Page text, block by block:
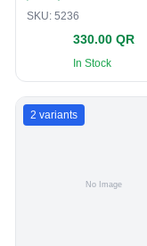
SKU: 5236
330.00 QR
In Stock
2 variants